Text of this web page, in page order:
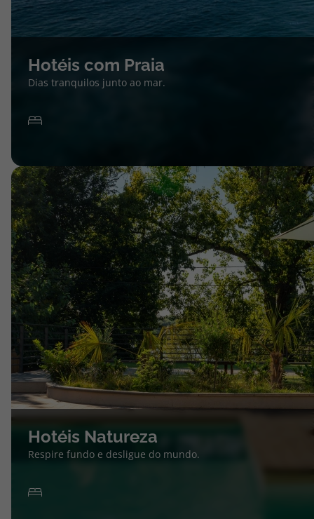
Hotéis com Praia
Dias tranquilos junto ao mar.
Hotéis Natureza
Respire fundo e desligue do mundo.